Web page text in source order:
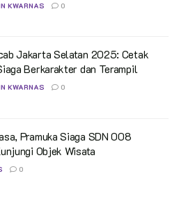
KWARNAS 0
Jakarta Selatan 2025: Cetak
Berkarakter dan Terampil
KWARNAS 0
Pramuka Siaga SDN 008
Objek Wisata
0